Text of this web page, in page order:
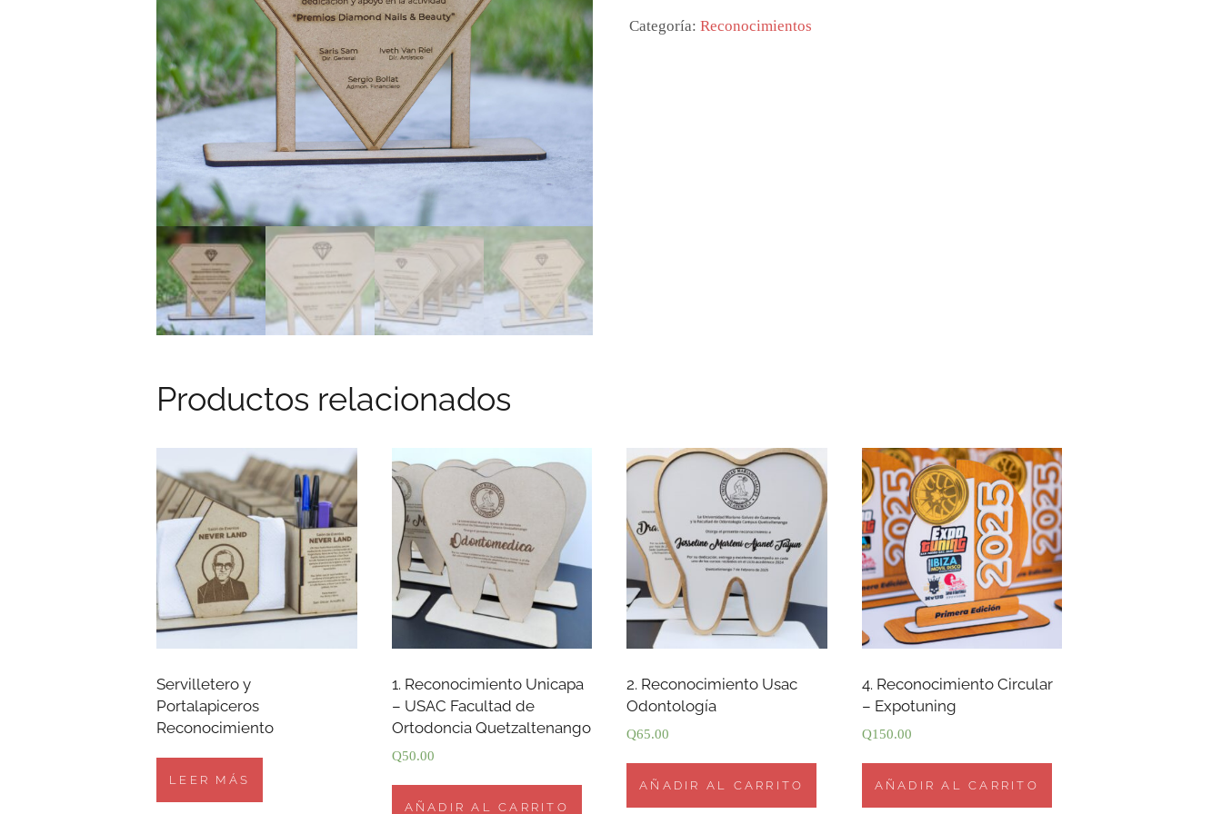
Categoría: Reconocimientos
Productos relacionados
Servilletero y
Portalapiceros
Reconocimiento
LEER MÁS
1. Reconocimiento Unicapa
– USAC Facultad de
Ortodoncia Quetzaltenango
Q50.00
AÑADIR AL CARRITO
2. Reconocimiento Usac
Odontología
Q65.00
AÑADIR AL CARRITO
4. Reconocimiento Circular
– Expotuning
Q150.00
AÑADIR AL CARRITO